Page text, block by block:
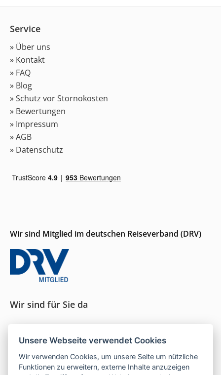
Service
» Über uns
» Kontakt
» FAQ
» Blog
» Schutz vor Stornokosten
» Bewertungen
» Impressum
» AGB
» Datenschutz
Wir sind Mitglied im deutschen Reiseverband (DRV)
Wir sind für Sie da
das, was wirklich passt.
Unsere Webseite verwendet Cookies
Wir verwenden Cookies, um unsere Seite um nützliche
Funktionen zu erweitern, externe Inhalte anzuzeigen